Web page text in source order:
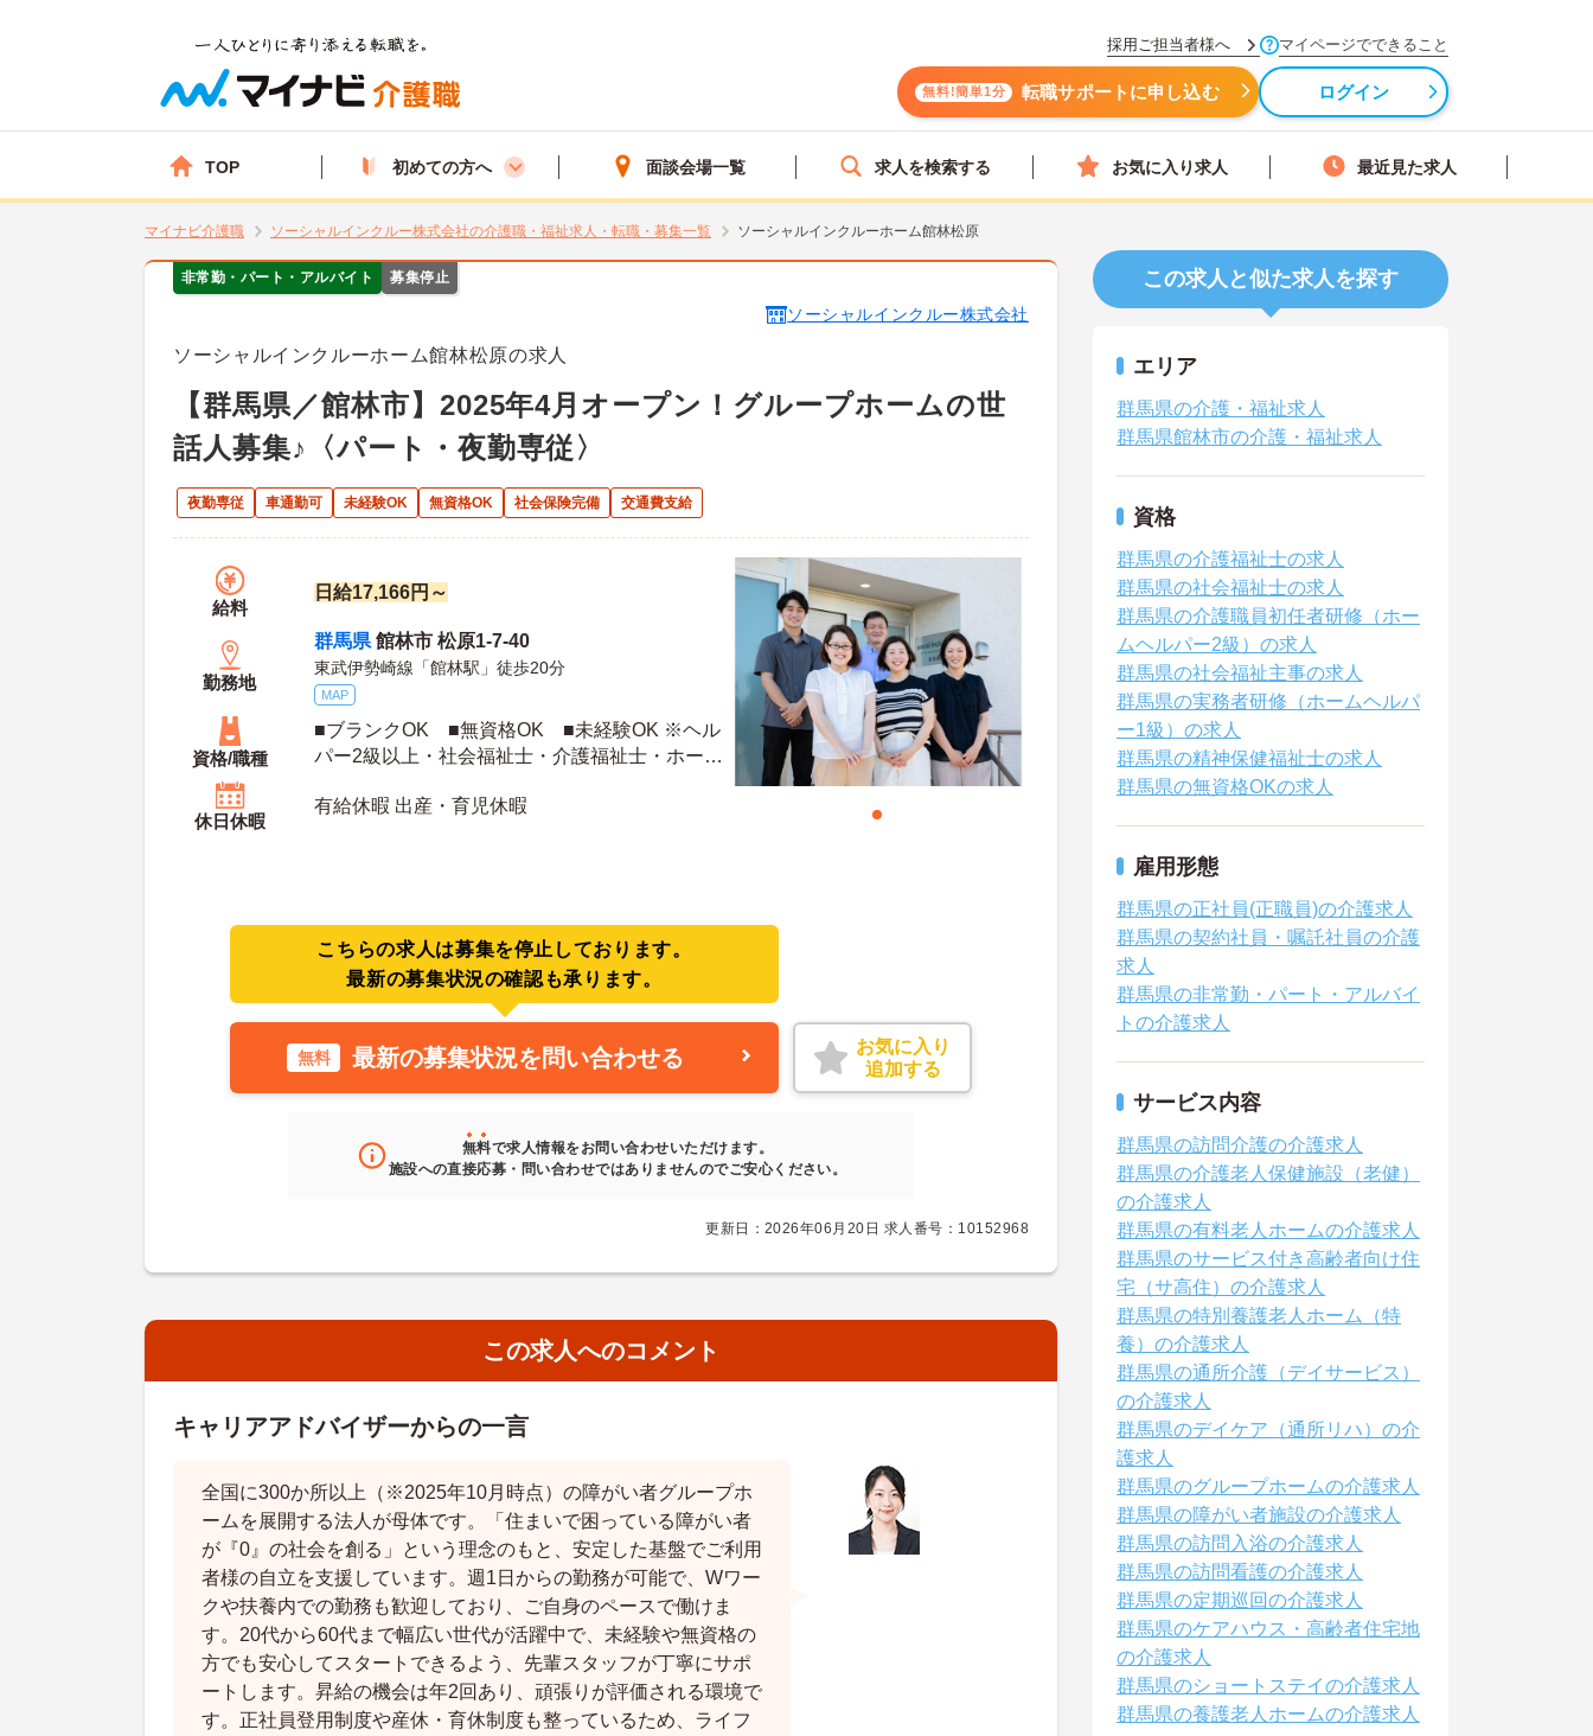
採用ご担当者様へ マイページでできること
無料!簡単1分 転職サポートに申し込む ログイン
TOP 初めての方へ 面談会場一覧 求人を検索する お気に入り求人 最近見た求人
マイナビ介護職 ソーシャルインクルー株式会社の介護職・福祉求人・転職・募集一覧 ソーシャルインクルーホーム館林松原
非常勤・パート・アルバイト 募集停止
ソーシャルインクルー株式会社
ソーシャルインクルーホーム館林松原の求人
【群馬県／館林市】2025年4月オープン！グループホームの世
話人募集♪〈パート・夜勤専従〉
夜勤専従 車通勤可 未経験OK 無資格OK 社会保険完備 交通費支給
給料
日給17,166円～
勤務地
群馬県 館林市 松原1-7-40
東武伊勢崎線「館林駅」徒歩20分
MAP
資格/職種
■ブランクOK ■無資格OK ■未経験OK ※ヘル
パー2級以上・社会福祉士・介護福祉士・ホーム
者、障害者支援施設経験者、生活支援員、障害
休日休暇
有給休暇 出産・育児休暇
こちらの求人は募集を停止しております。
最新の募集状況の確認も承ります。
無料 最新の募集状況を問い合わせる
お気に入り
追加する
無料で求人情報をお問い合わせいただけます。
施設への直接応募・問い合わせではありませんのでご安心ください。
更新日：2026年06月20日 求人番号：10152968
この求人へのコメント
キャリアアドバイザーからの一言
全国に300か所以上（※2025年10月時点）の障がい者グループホ
ームを展開する法人が母体です。「住まいで困っている障がい者
が『0』の社会を創る」という理念のもと、安定した基盤でご利用
者様の自立を支援しています。週1日からの勤務が可能で、Wワー
クや扶養内での勤務も歓迎しており、ご自身のペースで働けま
す。20代から60代まで幅広い世代が活躍中で、未経験や無資格の
方でも安心してスタートできるよう、先輩スタッフが丁寧にサポ
ートします。昇給の機会は年2回あり、頑張りが評価される環境で
す。正社員登用制度や産休・育休制度も整っているため、ライフ
この求人と似た求人を探す
エリア
群馬県の介護・福祉求人
群馬県館林市の介護・福祉求人
資格
群馬県の介護福祉士の求人
群馬県の社会福祉士の求人
群馬県の介護職員初任者研修（ホー
ムヘルパー2級）の求人
群馬県の社会福祉主事の求人
群馬県の実務者研修（ホームヘルパ
ー1級）の求人
群馬県の精神保健福祉士の求人
群馬県の無資格OKの求人
雇用形態
群馬県の正社員(正職員)の介護求人
群馬県の契約社員・嘱託社員の介護
求人
群馬県の非常勤・パート・アルバイ
トの介護求人
サービス内容
群馬県の訪問介護の介護求人
群馬県の介護老人保健施設（老健）
の介護求人
群馬県の有料老人ホームの介護求人
群馬県のサービス付き高齢者向け住
宅（サ高住）の介護求人
群馬県の特別養護老人ホーム（特
養）の介護求人
群馬県の通所介護（デイサービス）
の介護求人
群馬県のデイケア（通所リハ）の介
護求人
群馬県のグループホームの介護求人
群馬県の障がい者施設の介護求人
群馬県の訪問入浴の介護求人
群馬県の訪問看護の介護求人
群馬県の定期巡回の介護求人
群馬県のケアハウス・高齢者住宅地
の介護求人
群馬県のショートステイの介護求人
群馬県の養護老人ホームの介護求人